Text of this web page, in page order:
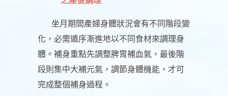
坐月期間產婦身體狀況會有不同階段變
化，必需遁序漸進地以不同食材來調理身
體。補身重點先調整脾胃補血氣，最後階
段則集中大補元氣，調節身體機能，才可
完成整個補身過程。